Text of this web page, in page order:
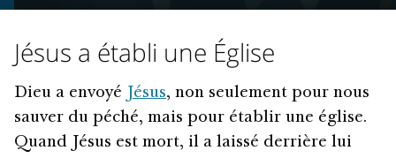
Jésus a établi une Église
Dieu a envoyé Jésus, non seulement pour nous
sauver du péché, mais pour établir une église.
Quand Jésus est mort, il a laissé derrière lui